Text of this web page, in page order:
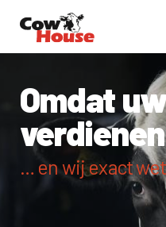
Omdat
verdienen
… en wij exact